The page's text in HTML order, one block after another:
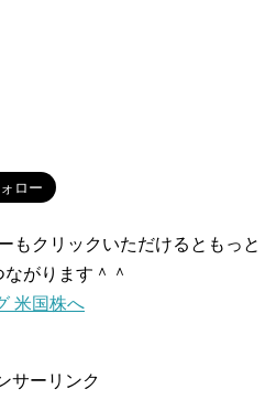
もクリックいただけるともっと
がります＾＾
サーリンク